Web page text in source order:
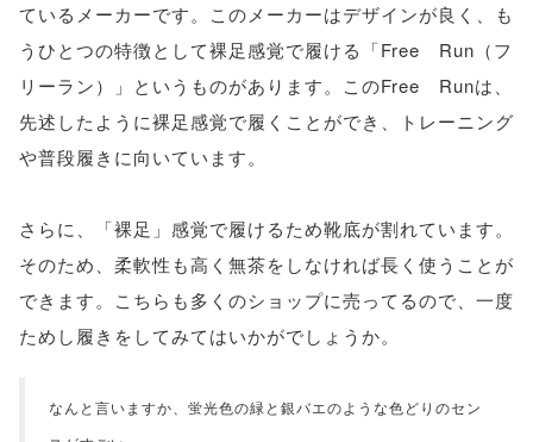
ているメーカーです。このメーカーはデザインが良く、も
うひとつの特徴として裸足感覚で履ける「Free Run（フ
リーラン）」というものがあります。このFree Runは、
先述したように裸足感覚で履くことができ、トレーニング
や普段履きに向いています。
さらに、「裸足」感覚で履けるため靴底が割れています。
そのため、柔軟性も高く無茶をしなければ長く使うことが
できます。こちらも多くのショップに売ってるので、一度
ためし履きをしてみてはいかがでしょうか。
なんと言いますか、蛍光色の緑と銀バエのような色どりのセン